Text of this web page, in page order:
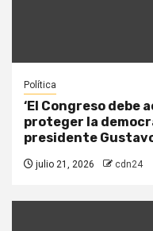
Política
‘El Congreso
proteger la
presidente
julio 21, 2026 cdn24